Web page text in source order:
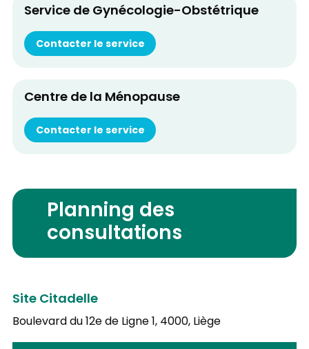
Service de Gynécologie-Obstétrique
Contacter le service
Centre de la Ménopause
Contacter le service
Planning des
consultations
Site Citadelle
Boulevard du 12e de Ligne 1,4000, Liège